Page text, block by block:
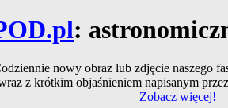
:
nowy obraz lub zdjęcie naszego
z krótkim objaśnieniem napisanym
Zobacz więcej!